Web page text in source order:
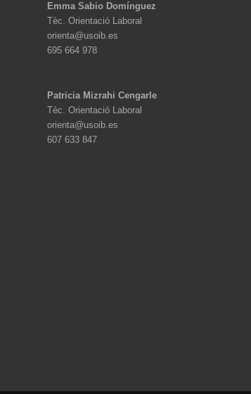
Emma Sabio Domínguez
Tèc. Orientació Laboral
orienta@usoib.es
695 664 978
Patricia Mizrahi Cengarle
Tèc. Orientació Laboral
orienta@usoib.es
607 633 847